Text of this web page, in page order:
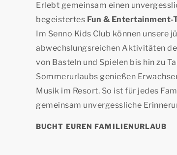
Erlebt gemeinsam einen
begeistertes Fun & Entertainment-
Im Senno Kids Club können unsere
abwechslungsreichen Aktivitäten
von Basteln und Spielen bis hin zu
Sommerurlaubs genießen
Musik im Resort. So ist für jedes
gemeinsam unvergessliche
BUCHT EUREN FAMILIENURLAUB